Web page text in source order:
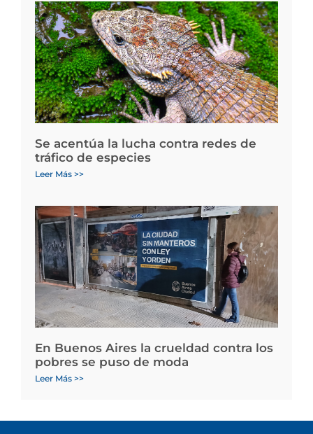
Se acentúa la lucha contra redes de
tráfico de especies
Leer Más >>
En Buenos Aires la crueldad contra los
pobres se puso de moda
Leer Más >>